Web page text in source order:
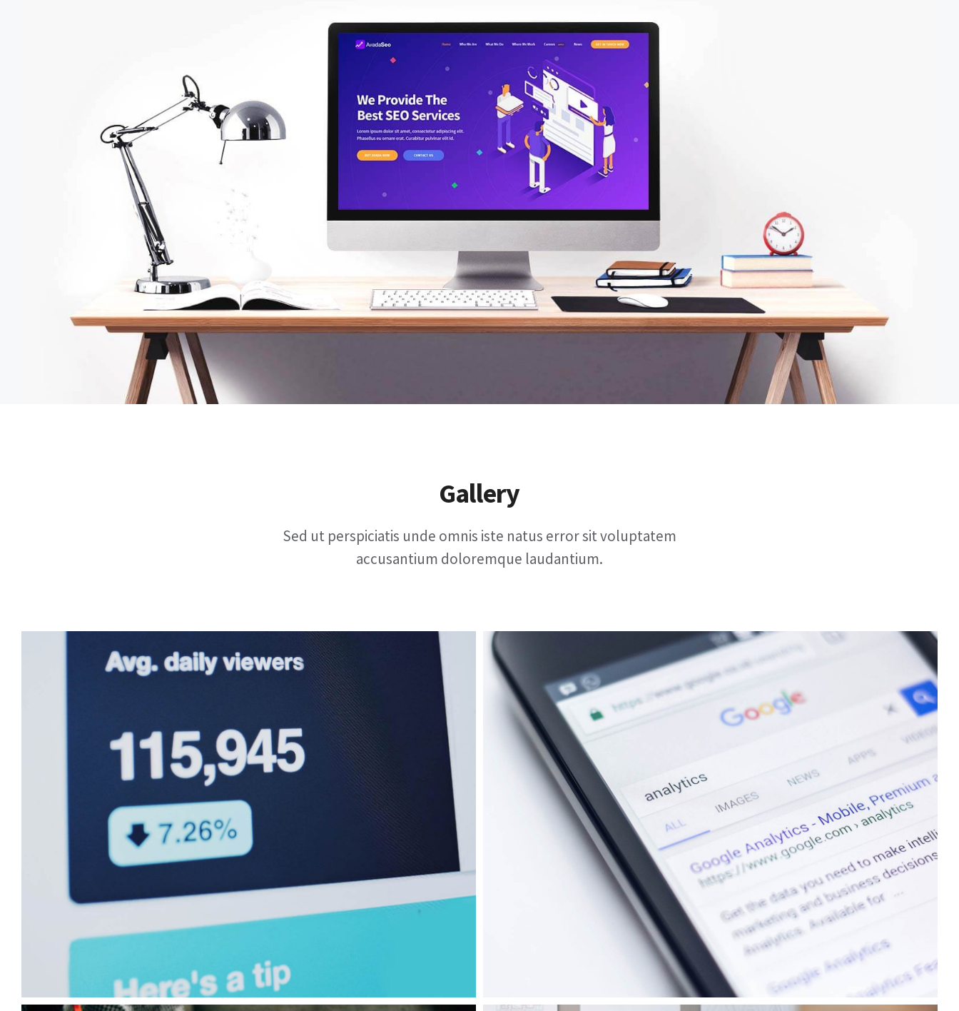
Gallery
Sed ut perspiciatis unde omnis iste natus error sit voluptatem
accusantium doloremque laudantium.